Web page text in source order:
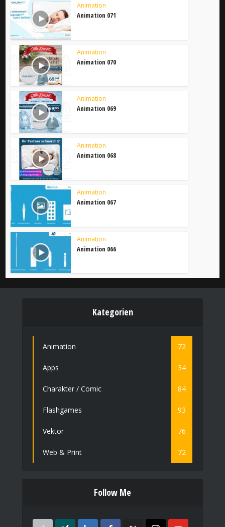
Animation
Animation 071
Animation
Animation 070
Animation
Animation 069
Animation
Animation 068
Animation
Animation 067
Animation
Animation 066
Kategorien
Animation 72
Apps 34
Charakter / Comic 84
Flashgames 93
Vektor 76
Web & Print 72
Follow Me